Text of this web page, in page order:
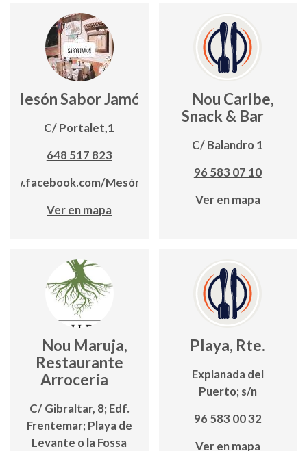
Mesón Sabor Jamón
C/ Portalet,1
648 517 823
Mesónsaborjamón
Ver en mapa
Nou Caribe,
Snack & Bar
C/ Balandro 1
96 583 07 10
Ver en mapa
Nou Maruja,
Restaurante
Arrocería
C/ Gibraltar, 8; Edf.
Frentemar; Playa de
Levante o la Fossa
Playa, Rte.
Explanada del
Puerto; s/n
96 583 00 32
Ver en mapa